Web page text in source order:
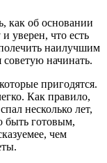
как об основании
уверен, что есть
наилучшим
советую начинать.
пригодятся.
Как правило,
несколько лет,
быть готовым,
чем